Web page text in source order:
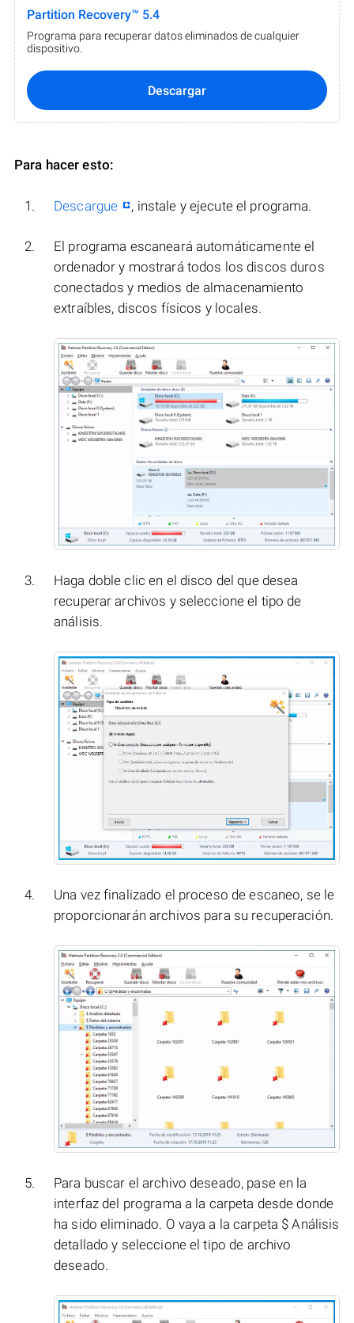
Partition Recovery™ 5.4
Programa para recuperar datos eliminados de cualquier
dispositivo.
Descargar
Para hacer esto:
Descargue , instale y ejecute el programa.
El programa escaneará automáticamente el
ordenador y mostrará todos los discos duros
conectados y medios de almacenamiento
extraíbles, discos físicos y locales.
Haga doble clic en el disco del que desea
recuperar archivos y seleccione el tipo de
análisis.
Una vez finalizado el proceso de escaneo, se le
proporcionarán archivos para su recuperación.
Para buscar el archivo deseado, pase en la
interfaz del programa a la carpeta desde donde
ha sido eliminado. O vaya a la carpeta $ Análisis
detallado y seleccione el tipo de archivo
deseado.